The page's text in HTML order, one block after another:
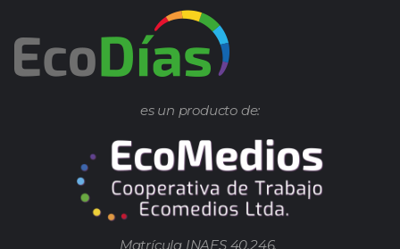
es un producto de:
Matrícula INAES 40.246.